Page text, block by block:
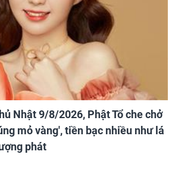
Nhật 9/8/2026, Phật Tổ che chở
mỏ vàng', tiền bạc nhiều như lá
phát